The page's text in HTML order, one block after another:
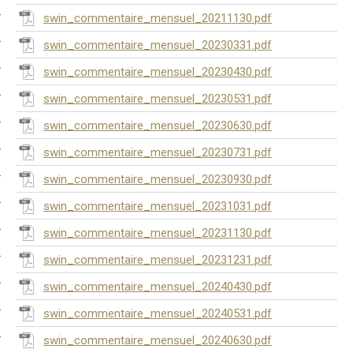
swin_commentaire_mensuel_20211130.pdf
swin_commentaire_mensuel_20230331.pdf
swin_commentaire_mensuel_20230430.pdf
swin_commentaire_mensuel_20230531.pdf
swin_commentaire_mensuel_20230630.pdf
swin_commentaire_mensuel_20230731.pdf
swin_commentaire_mensuel_20230930.pdf
swin_commentaire_mensuel_20231031.pdf
swin_commentaire_mensuel_20231130.pdf
swin_commentaire_mensuel_20231231.pdf
swin_commentaire_mensuel_20240430.pdf
swin_commentaire_mensuel_20240531.pdf
swin_commentaire_mensuel_20240630.pdf